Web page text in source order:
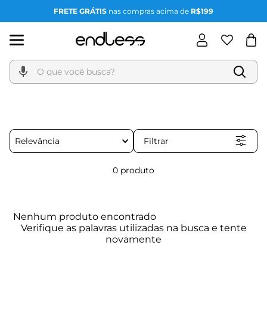
FRETE GRÁTIS nas compras acima de R$199
O que você busca?
Relevância Filtrar
0 produto
Nenhum produto encontrado